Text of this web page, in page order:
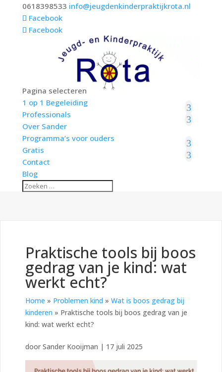
0618398533 info@jeugdenkinderpraktijkrota.nl
Facebook
Facebook
Pagina selecteren
1 op 1 Begeleiding
Professionals
Over Sander
Programma’s voor ouders
Gratis
Contact
Blog
Praktische tools bij boos
gedrag van je kind: wat
werkt echt?
Home » Problemen kind » Wat is boos gedrag bij
kinderen » Praktische tools bij boos gedrag van je
kind: wat werkt echt?
door Sander Kooijman | 17 juli 2025